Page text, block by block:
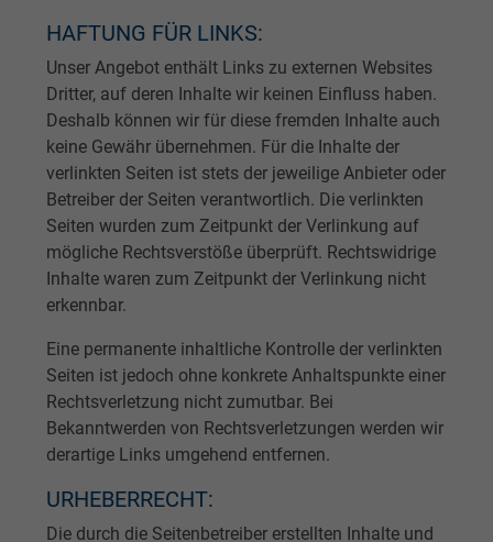
HAFTUNG FÜR LINKS:
Unser Angebot enthält Links zu externen Websites
Dritter, auf deren Inhalte wir keinen Einfluss haben.
Deshalb können wir für diese fremden Inhalte auch
keine Gewähr übernehmen. Für die Inhalte der
verlinkten Seiten ist stets der jeweilige Anbieter oder
Betreiber der Seiten verantwortlich. Die verlinkten
Seiten wurden zum Zeitpunkt der Verlinkung auf
mögliche Rechtsverstöße überprüft. Rechtswidrige
Inhalte waren zum Zeitpunkt der Verlinkung nicht
erkennbar.
Eine permanente inhaltliche Kontrolle der verlinkten
Seiten ist jedoch ohne konkrete Anhaltspunkte einer
Rechtsverletzung nicht zumutbar. Bei
Bekanntwerden von Rechtsverletzungen werden wir
derartige Links umgehend entfernen.
URHEBERRECHT:
Die durch die Seitenbetreiber erstellten Inhalte und